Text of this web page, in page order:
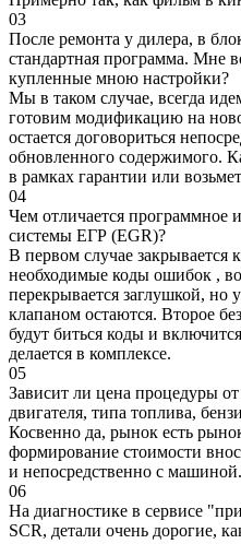
03
После ремонта у дилера, в
стандартная программа. Мне
купленные мною настройки?
Мы в таком случае, всегда
готовим модификацию на
остается договориться
обновленного содержимого.
в рамках гарантии или
04
Чем отличается программное
системы ЕГР (EGR)?
В первом случае закрывается
необходимые коды ошибок ,
перекрывается заглушкой, но
клапаном остаются. Второе
будут биться коды и
делается в комплексе.
05
Зависит ли цена процедуры
двигателя, типа топлива,
Косвенно да, рынок есть
формирование стоимости
и непосредственно с машиной.
06
На диагностике в сервисе
SCR, детали очень дорогие,